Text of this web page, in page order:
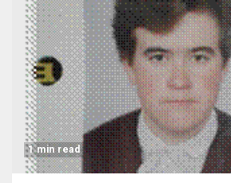
1 min read